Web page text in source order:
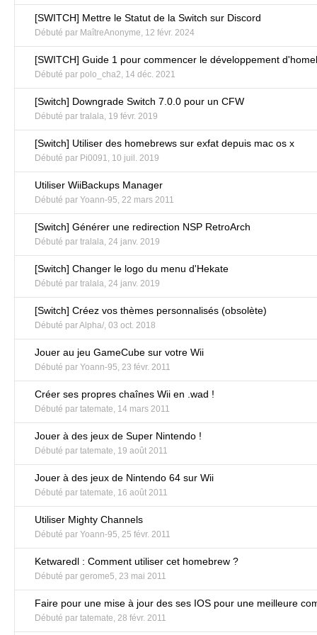
[SWITCH] Mettre le Statut de la Switch sur Discord
Débuté par MaîtreAnonyme, 12 févr. 2024
[SWITCH] Guide 1 pour commencer le développement
Débuté par polo_cha2, 14 déc. 2021
[Switch] Downgrade Switch 7.0.0 pour un CFW
Débuté par tralala, 19 févr. 2019
[Switch] Utiliser des homebrews sur exfat depuis mac os x
Débuté par Pi0091, 10 juil. 2019
Utiliser WiiBackups Manager
Débuté par Yoann-95, 22 mars 2011
[Switch] Générer une redirection NSP RetroArch
Débuté par tralala, 24 janv. 2019
[Switch] Changer le logo du menu d'Hekate
Débuté par tralala, 24 janv. 2019
[Switch] Créez vos thèmes personnalisés (obsolète)
Débuté parAlpha/, 03 oct. 2018
Jouer au jeu GameCube sur votre Wii
Débuté par Yoann-95, 23 févr. 2011
Créer ses propres chaînes Wii en .wad !
Débuté par tatemate, 14 mars 2011
Jouer à des jeux de Super Nintendo !
Débuté par tatemate, 19 août 2011
Jouer à des jeux de Nintendo 64 sur Wii
Débuté par tatemate, 16 août 2011
Utiliser Mighty Channels
Débuté par Yoann-95, 25 févr. 2011
Ketwaredl : Comment utiliser cet homebrew ?
Débuté par gerome5, 23 mai 2011
Faire pour une mise à jour des ses IOS pour une meilleure
Débuté par tatemate, 28 févr. 2011